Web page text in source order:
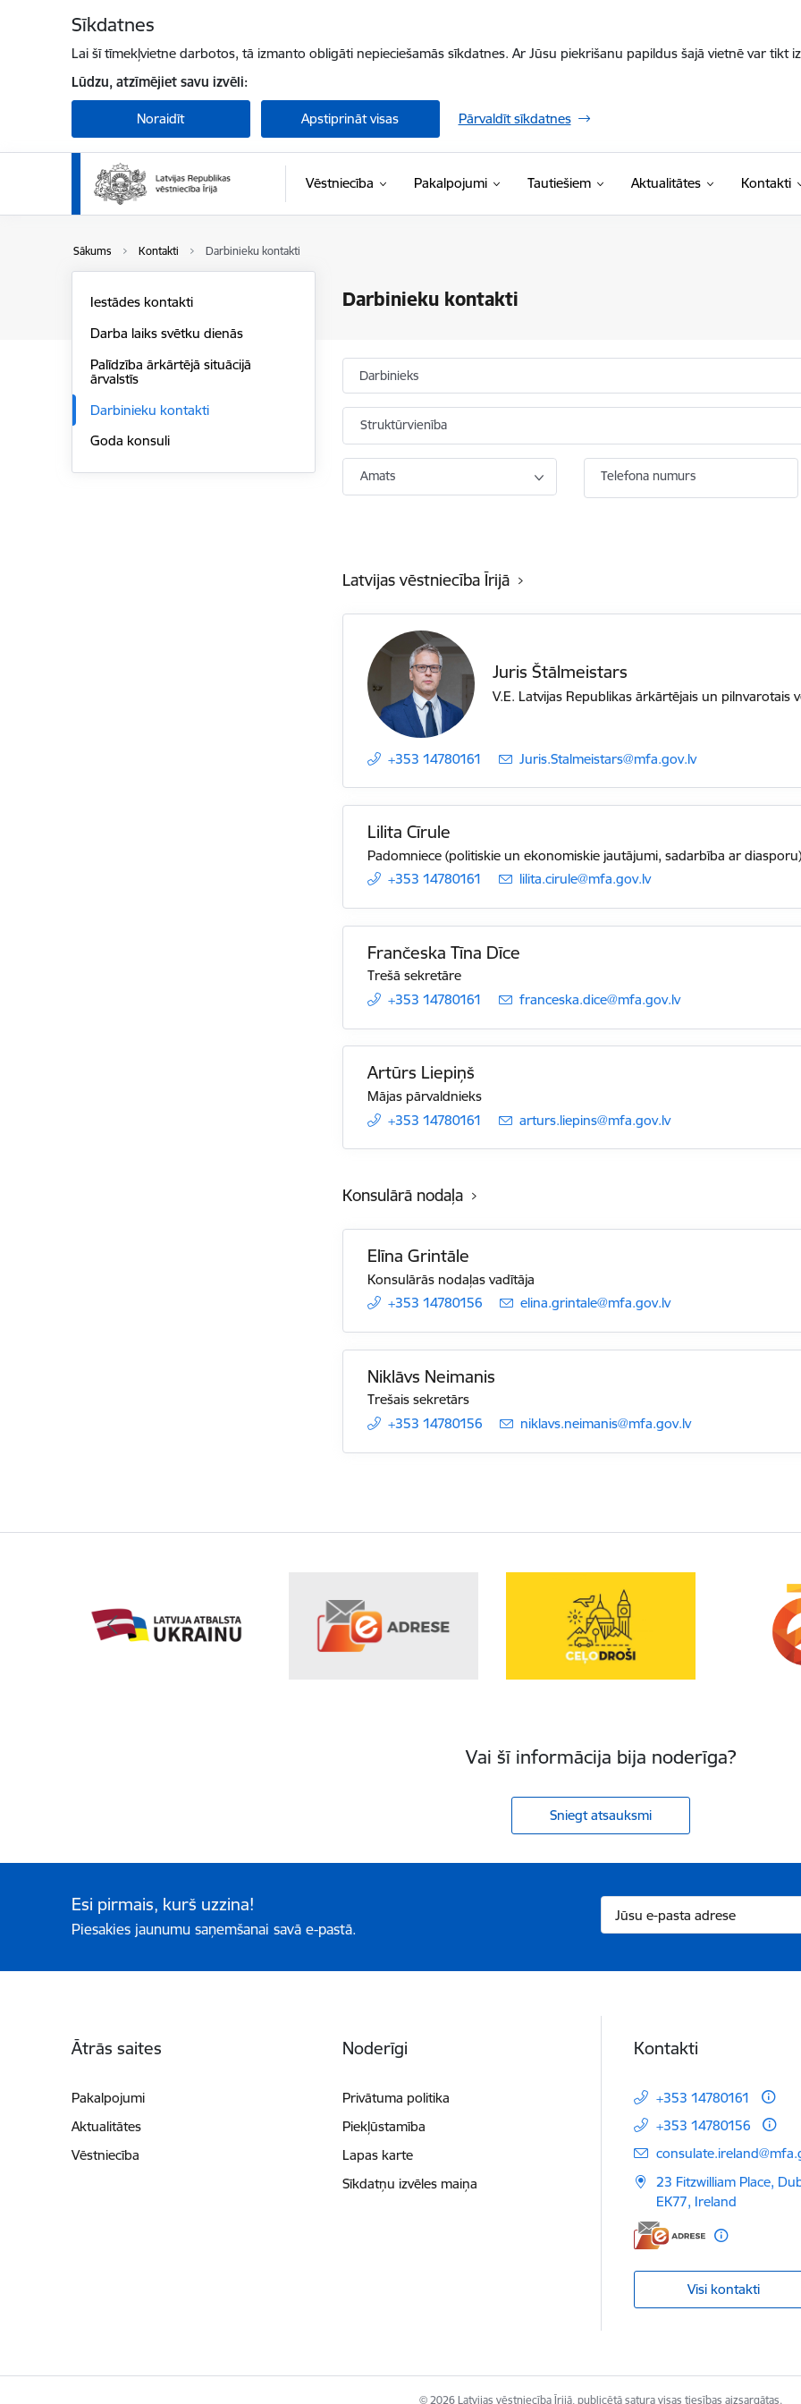
Sīkdatnes
Lai šī tīmekļvietne darbotos, tā izmanto obligāti nepieciešamās sīkdatnes. Ar Jūsu piekrišanu papildus šajā vietnē var tikt
Lūdzu, atzīmējiet savu izvēli:
Noraidīt Apstiprināt visas Pārvaldīt sīkdatnes
Vēstniecība Pakalpojumi Tautiešiem Aktualitātes Kontakti
Sākums Kontakti Darbinieku kontakti
Darbinieku kontakti
Iestādes kontakti
Darba laiks svētku dienās
Palīdzība ārkārtējā situācijā
ārvalstīs
Darbinieku kontakti
Goda konsuli
Darbinieks
Struktūrvienība
Amats Telefona numurs
Latvijas vēstniecība Īrijā
Juris Štālmeistars
V.E. Latvijas Republikas ārkārtējais un pilnvarotais
+353 14780161 E-pasts:
Juris.Stalmeistars@mfa.gov.lv
Lilita Cīrule
Padomniece (politiskie un ekonomiskie jautājumi, sadarbība ar diasporu)
+353 14780161
E-pasts:
lilita.cirule@mfa.gov.lv
Frančeska Tīna Dīce
Trešā sekretāre
+353 14780161
E-pasts:
franceska.dice@mfa.gov.lv
Artūrs Liepiņš
Mājas pārvaldnieks
+353 14780161
E-pasts:
arturs.liepins@mfa.gov.lv
Konsulārā nodaļa
Elīna Grintāle
Konsulārās nodaļas vadītāja
+353 14780156
E-pasts:
elina.grintale@mfa.gov.lv
Niklāvs Neimanis
Trešais sekretārs
+353 14780156
E-pasts:
niklavs.neimanis@mfa.gov.lv
Vai šī informācija bija noderīga?
Sniegt atsauksmi
Esi pirmais, kurš uzzina!
Piesakies jaunumu saņemšanai savā e-pastā.
Ātrās saites
Pakalpojumi
Aktualitātes
Vēstniecība
Noderīgi
Privātuma politika
Piekļūstamība
Lapas karte
Sīkdatņu izvēles maiņa
Kontakti
+353 14780161
+353 14780156
E-pasts:
23 Fitzwilliam Place,
EK77, Ireland
Visi kontakti
© 2026 Latvijas vēstniecība Īrijā, publicētā satura visas tiesības aizsargātas.